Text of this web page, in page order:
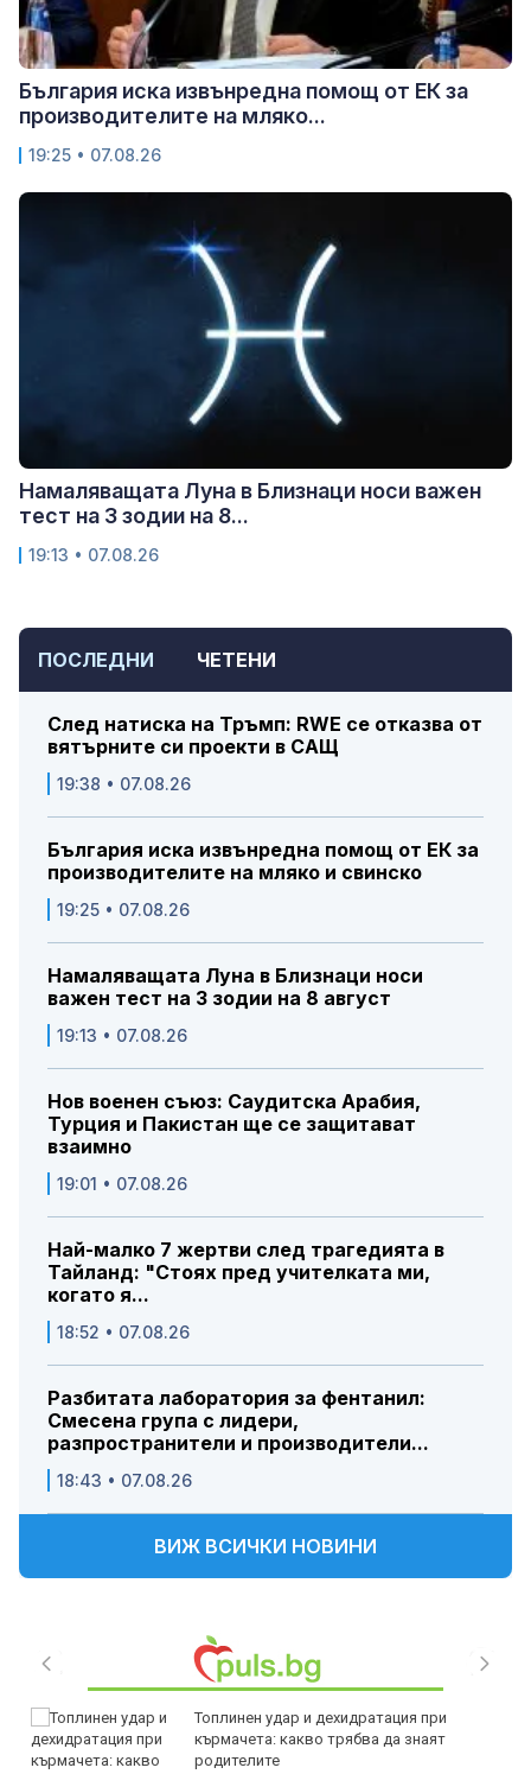
ПОСЛЕДНИ ЧЕТЕНИ
След натиска на Тръмп: RWE се отказва от
вятърните си проекти в САЩ
19:38 • 07.08.26
България иска извънредна помощ от ЕК за
производителите на мляко и свинско
19:25 • 07.08.26
Намаляващата Луна в Близнаци носи
важен тест на 3 зодии на 8 август
19:13 • 07.08.26
Нов военен съюз: Саудитска Арабия,
Турция и Пакистан ще се защитават
взаимно
19:01 • 07.08.26
Най-малко 7 жертви след трагедията в
Тайланд: "Стоях пред учителката ми,
когато я...
18:52 • 07.08.26
Разбитата лаборатория за фентанил:
Смесена група с лидери,
разпространители и производители...
18:43 • 07.08.26
ВИЖ ВСИЧКИ НОВИНИ
Топлинен удар и дехидратация при
кърмачета: какво трябва да знаят
родителите
България иска извънредна помощ от ЕК за
производителите на мляко...
19:25 • 07.08.26
Намаляващата Луна в Близнаци носи важен
тест на 3 зодии на 8...
19:13 • 07.08.26